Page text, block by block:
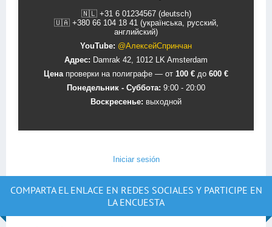
🇳🇱 +31 6 01234567(deutsch)
🇺🇦 +380 66 104 18 41 (українська, русский,
английский)
YouTube: @АлексейСпринчан
Адрес: Damrak 42, 1012 LK Amsterdam
Цена проверки на полиграфе — от 100 € до 600 €
Понедельник - Суббота: 9:00 - 20:00
Воскресенье: выходной
Iniciar sesión
COMPARTA EL ENLACE EN REDES SOCIALES Y PARTICIPE EN
LA ENCUESTA